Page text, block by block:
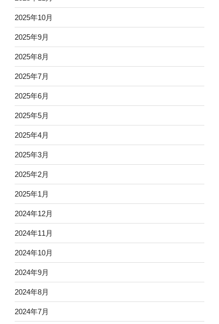
2025年10月
2025年9月
2025年8月
2025年7月
2025年6月
2025年5月
2025年4月
2025年3月
2025年2月
2025年1月
2024年12月
2024年11月
2024年10月
2024年9月
2024年8月
2024年7月